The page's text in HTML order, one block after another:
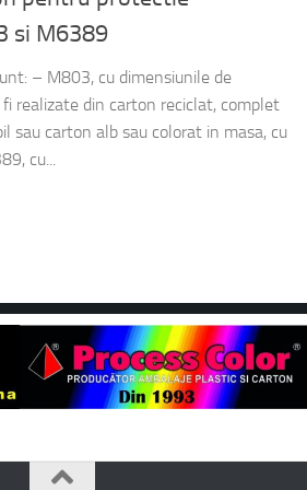
si M6389
– M803, cu dimensiunile de
realizate din carton reciclat, complet
sau carton alb sau colorat in masa, cu
cu...